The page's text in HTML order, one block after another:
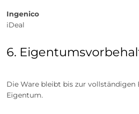
Ingenico
iDeal
6.
Die Ware bleibt bis zur vollständigen
Eigentum.